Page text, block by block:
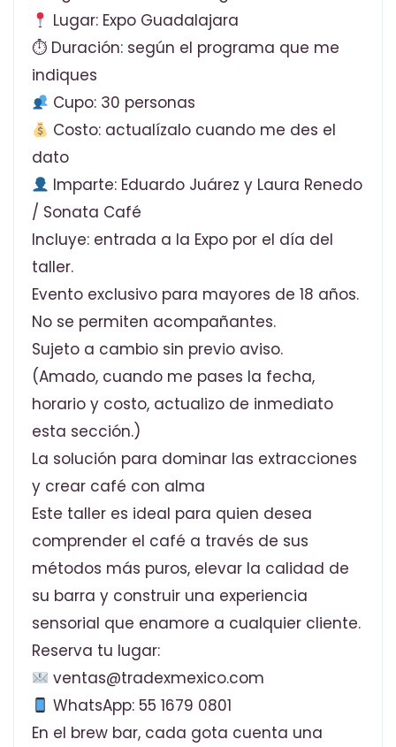
Lugar: Expo Guadalajara
⏱ Duración: según el programa que me
indiques
Cupo: 30 personas
Costo: actualízalo cuando me des el
dato
Imparte: Eduardo Juárez y Laura Renedo
/ Sonata Café
Incluye: entrada a la Expo por el día del
taller.
Evento exclusivo para mayores de 18 años.
No se permiten acompañantes.
Sujeto a cambio sin previo aviso.
(Amado, cuando me pases la fecha,
horario y costo, actualizo de inmediato
esta sección.)
La solución para dominar las extracciones
y crear café con alma
Este taller es ideal para quien desea
comprender el café a través de sus
métodos más puros, elevar la calidad de
su barra y construir una experiencia
sensorial que enamore a cualquier cliente.
Reserva tu lugar:
ventas@tradexmexico.com
WhatsApp: 55 1679 0801
En el brew bar, cada gota cuenta una